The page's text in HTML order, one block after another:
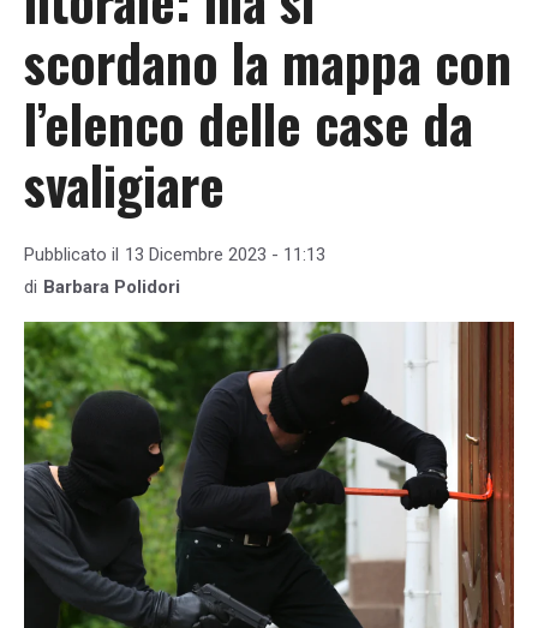
scordano la mappa con
l’elenco delle case da
svaligiare
Pubblicato il 13 Dicembre 2023 - 11:13
di Barbara Polidori